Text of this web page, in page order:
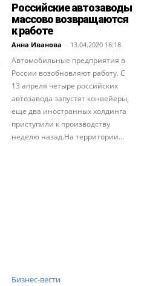
Российские автозаводы
массово возвращаются
к работе
Анна Иванова - 13.04.2020 16:18
Автомобильные предприятия в
России возобновляют работу. С
13 апреля четыре российских
автозавода запустят конвейеры,
еще два иностранных холдинга
приступили к производству
неделю назад.На территории...
Бизнес-вести